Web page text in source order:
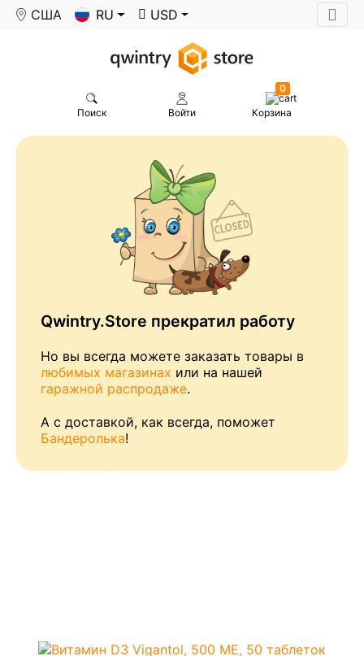
США RU USD
Поиск Войти
0
Корзина
Qwintry.Store прекратил работу
Но вы всегда можете заказать товары в
любимых магазинах или на нашей
гаражной распродаже.
А с доставкой, как всегда, поможет
Бандеролька!